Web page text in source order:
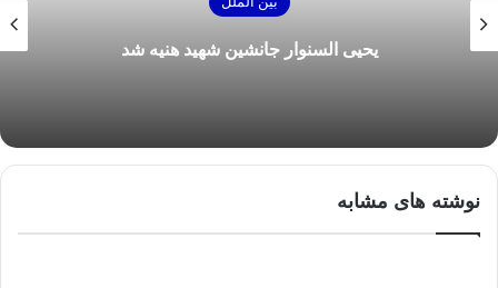
یحیی السنوار جانشین شهید هنیه شد
نوشته های مشابه